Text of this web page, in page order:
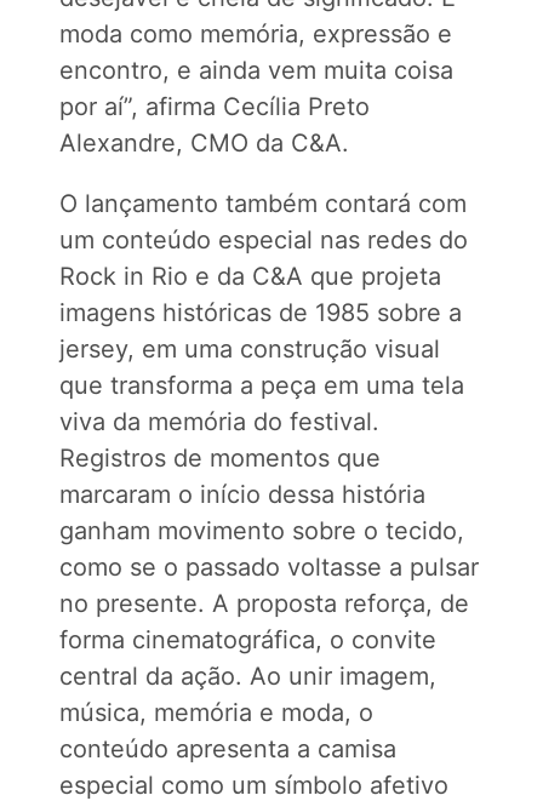
moda como memória, expressão e
encontro, e ainda vem muita coisa
por aí”, afirma Cecília Preto
Alexandre, CMO da C&A.
O lançamento também contará com
um conteúdo especial nas redes do
Rock in Rio e da C&A que projeta
imagens históricas de 1985 sobre a
jersey, em uma construção visual
que transforma a peça em uma tela
viva da memória do festival.
Registros de momentos que
marcaram o início dessa história
ganham movimento sobre o tecido,
como se o passado voltasse a pulsar
no presente. A proposta reforça, de
forma cinematográfica, o convite
central da ação. Ao unir imagem,
música, memória e moda, o
conteúdo apresenta a camisa
especial como um símbolo afetivo